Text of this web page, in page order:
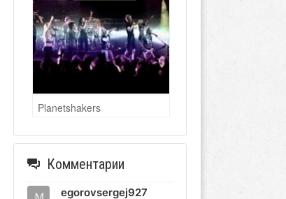
Planetshakers
Комментарии
egorovsergej927